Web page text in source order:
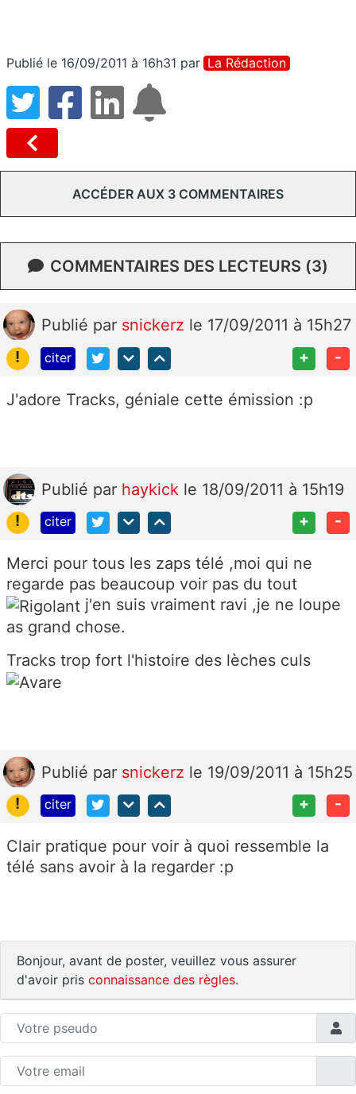
Publié le 16/09/2011 à 16h31 par La Rédaction
ACCÉDER AUX 3 COMMENTAIRES
COMMENTAIRES DES LECTEURS (3)
Publié par snickerz le 17/09/2011 à 15h27
!
citer + -
J'adore Tracks, géniale cette émission :p
Publié par haykick le 18/09/2011 à 15h19
!
citer + -
Merci pour tous les zaps télé ,moi qui ne
regarde pas beaucoup voir pas du tout
j'en suis vraiment ravi ,je ne loupe
as grand chose.
Tracks trop fort l'histoire des lèches culs
Publié par snickerz le 19/09/2011 à 15h25
!
citer + -
Clair pratique pour voir à quoi ressemble la
télé sans avoir à la regarder :p
Bonjour, avant de poster, veuillez vous assurer
d'avoir pris connaissance des règles.